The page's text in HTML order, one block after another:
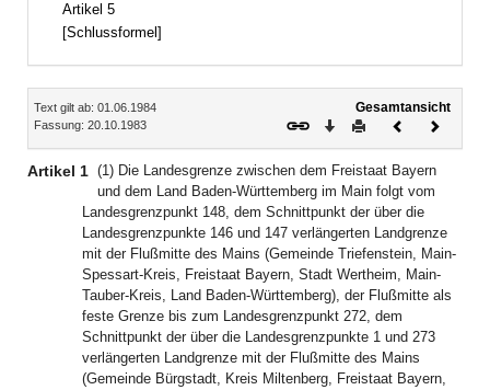
Artikel 5
[Schlussformel]
Inhalt
Text gilt ab: 01.06.1984
Fassung: 20.10.1983
Gesamtansicht
Download
DruckenVorheriges
Artikel 1 (1) Die Landesgrenze zwischen dem Freistaat Bayern
und dem Land Baden-Württemberg im Main folgt vom
Landesgrenzpunkt 148, dem Schnittpunkt der über die
Landesgrenzpunkte 146 und 147 verlängerten Landgrenze
mit der Flußmitte des Mains (Gemeinde Triefenstein, Main-
Spessart-Kreis, Freistaat Bayern, Stadt Wertheim, Main-
Tauber-Kreis, Land Baden-Württemberg), der Flußmitte als
feste Grenze bis zum Landesgrenzpunkt 272, dem
Schnittpunkt der über die Landesgrenzpunkte 1 und 273
verlängerten Landgrenze mit der Flußmitte des Mains
(Gemeinde Bürgstadt, Kreis Miltenberg, Freistaat Bayern,